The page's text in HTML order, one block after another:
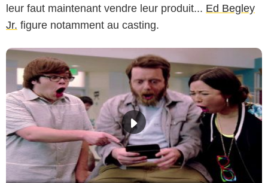
leur faut maintenant vendre leur produit... Ed Begley
Jr. figure notamment au casting.